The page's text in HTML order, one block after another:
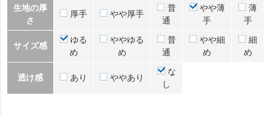
生地の厚
さ
厚手 やや厚手
普
通
やや薄
手
薄
手
サイズ感
ゆる
め
ややゆる
め
普
通
やや細
め
細
め
透け感 あり ややあり
な
し